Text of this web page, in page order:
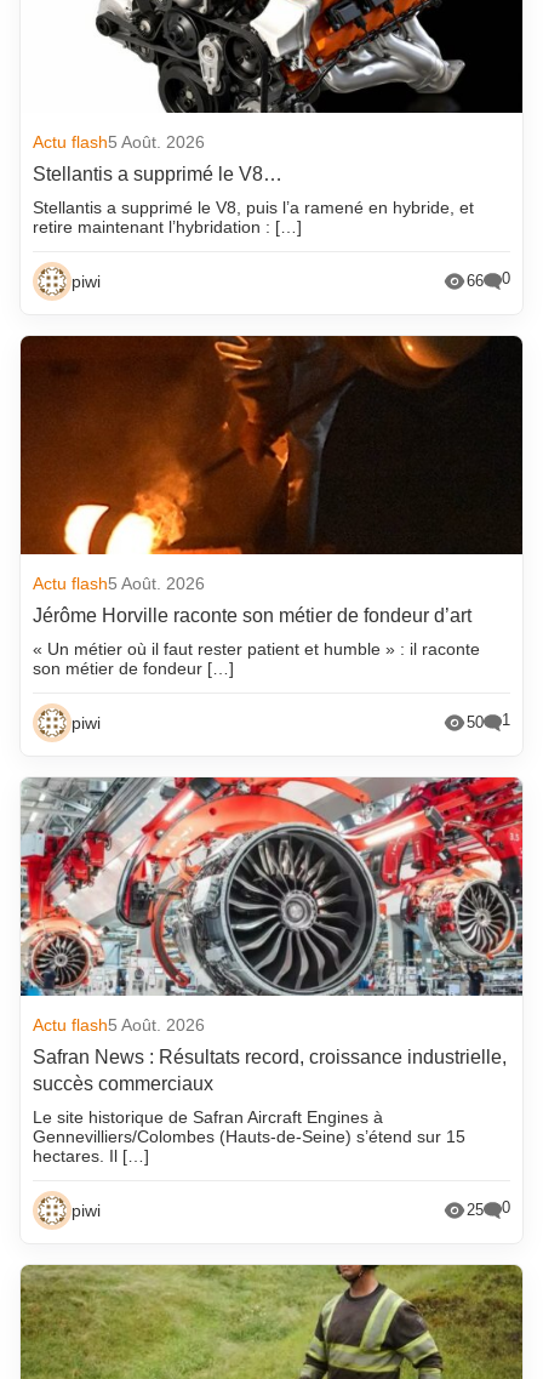
Actu flash5 Août. 2026
Stellantis a supprimé le V8…
Stellantis a supprimé le V8, puis l’a ramené en hybride, et
retire maintenant l’hybridation : […]
piwi 66 0
Actu flash5 Août. 2026
Jérôme Horville raconte son métier de fondeur d’art
« Un métier où il faut rester patient et humble » : il raconte
son métier de fondeur […]
piwi 50 1
Actu flash5 Août. 2026
Safran News : Résultats record, croissance industrielle,
succès commerciaux
Le site historique de Safran Aircraft Engines à
Gennevilliers/Colombes (Hauts-de-Seine) s’étend sur 15
hectares. Il […]
piwi 25 0